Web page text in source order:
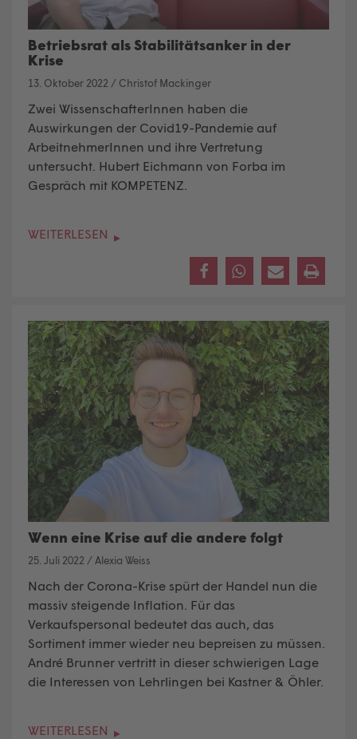
Betriebsrat als Stabilitätsanker in der
Krise
13. Oktober 2022 / Christof Mackinger
Zwei WissenschafterInnen haben die
Auswirkungen der Covid19-Pandemie auf
ArbeitnehmerInnen und ihre Vertretung
untersucht. Hubert Eichmann von Forba im
Gespräch mit KOMPETENZ.
WEITERLESEN
Wenn eine Krise auf die andere folgt
25. Juli 2022 / Alexia Weiss
Nach der Corona-Krise spürt der Handel nun die
massiv steigende Inflation . Für das
Verkaufspersonal bedeutet das auch, das
Sortiment immer wieder neu bepreisen zu müssen.
André Brunner vertritt in dieser schwierigen Lage
die Interessen von Lehrlingen bei Kastner & Öhler.
WEITERLESEN